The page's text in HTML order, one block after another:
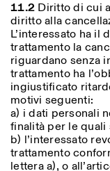
11.2 Diritto di cui
diritto alla
L’interessato ha
trattamento la
riguardano senza
trattamento ha
ingiustificato
motivi seguenti:
a) i dati personali
finalità per le
b) l’interessato
trattamento
lettera a), o